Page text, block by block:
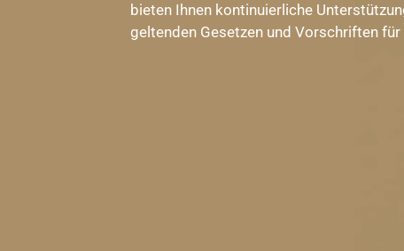
bieten Ihnen kontinuierliche
geltenden Gesetzen und Vorschriften